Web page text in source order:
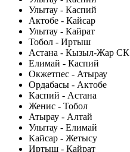
Улытау - Каспий
Актобе - Кайсар
Улытау - Кайрат
Тобол - Иртыш
Астана - Кызыл-Жар СК
Елимай - Каспий
Окжетпес - Атырау
Ордабасы - Актобе
Каспий - Астана
Женис - Тобол
Атырау - Алтай
Улытау - Елимай
Кайсар - Жетысу
Иртыш - Кайрат